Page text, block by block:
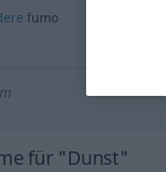
fumo
m
für "Dunst"